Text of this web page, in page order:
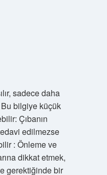
sadece daha
bilgiye küçük
Çıbanın
edilmezse
: Önleme ve
dikkat etmek,
gerektiğinde bir